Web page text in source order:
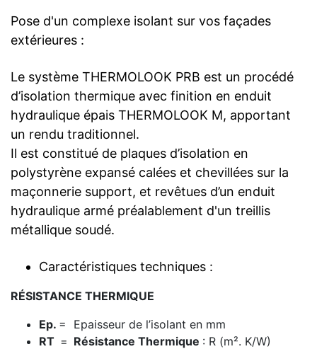
Pose d'un complexe isolant sur vos façades
extérieures :
Le système THERMOLOOK PRB est un procédé
d’isolation thermique avec finition en enduit
hydraulique épais THERMOLOOK M, apportant
un rendu traditionnel.
Il est constitué de plaques d’isolation en
polystyrène expansé calées et chevillées sur la
maçonnerie support, et revêtues d’un enduit
hydraulique armé préalablement d'un treillis
métallique soudé.
Caractéristiques techniques :
RÉSISTANCE THERMIQUE
Ep. = Epaisseur de l’isolant en mm
RT = Résistance Thermique : R (m². K/W)